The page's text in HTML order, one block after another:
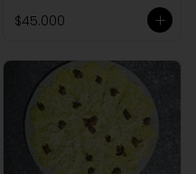
$45.000